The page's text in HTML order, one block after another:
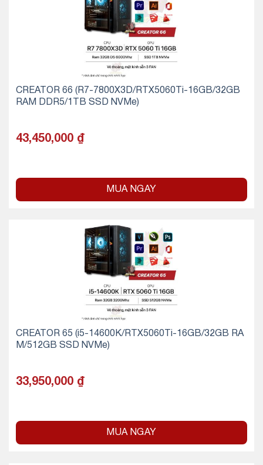
CREATOR 66 (R7-7800X3D/RTX5060Ti-16GB/32GB
RAM DDR5/1TB SSD NVMe)
43,450,000 ₫
MUA NGAY
CREATOR 65 (i5-14600K/RTX5060Ti-16GB/32GB RA
M/512GB SSD NVMe)
33,950,000 ₫
MUA NGAY